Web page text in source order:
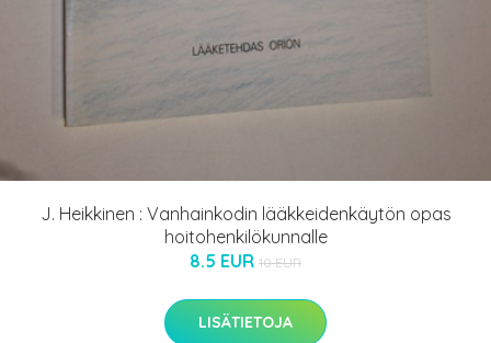
J. Heikkinen : Vanhainkodin lääkkeidenkäytön opas
hoitohenkilökunnalle
8.5 EUR 10 EUR
LISÄTIETOJA